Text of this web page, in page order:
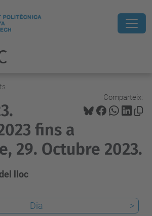
Comparteix:
fins a
29. Octubre 2023.
lloc
Dia
>